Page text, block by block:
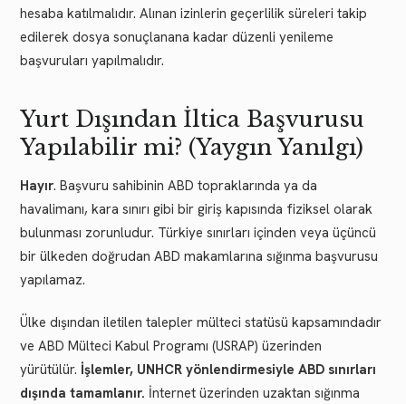
hesaba katılmalıdır. Alınan izinlerin geçerlilik süreleri takip
edilerek dosya sonuçlanana kadar düzenli yenileme
başvuruları yapılmalıdır.
Yurt Dışından İltica Başvurusu
Yapılabilir mi? (Yaygın Yanılgı)
Hayır. Başvuru sahibinin ABD topraklarında ya da
havalimanı, kara sınırı gibi bir giriş kapısında fiziksel olarak
bulunması zorunludur. Türkiye sınırları içinden veya üçüncü
bir ülkeden doğrudan ABD makamlarına sığınma başvurusu
yapılamaz.
Ülke dışından iletilen talepler mülteci statüsü kapsamındadır
ve ABD Mülteci Kabul Programı (USRAP) üzerinden
yürütülür. İşlemler, UNHCR yönlendirmesiyle ABD sınırları
dışında tamamlanır. İnternet üzerinden uzaktan sığınma